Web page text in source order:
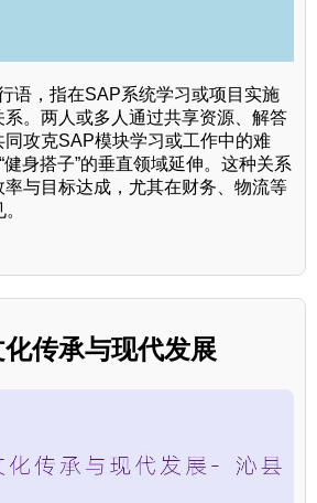
语，指在SAP系统学习或项目实施
。两人或多人通过共享资源、解答
攻克SAP模块学习或工作中的难
健身搭子”的垂直领域延伸。这种关系
与目标达成，尤其在财务、物流等
传承与现代发展